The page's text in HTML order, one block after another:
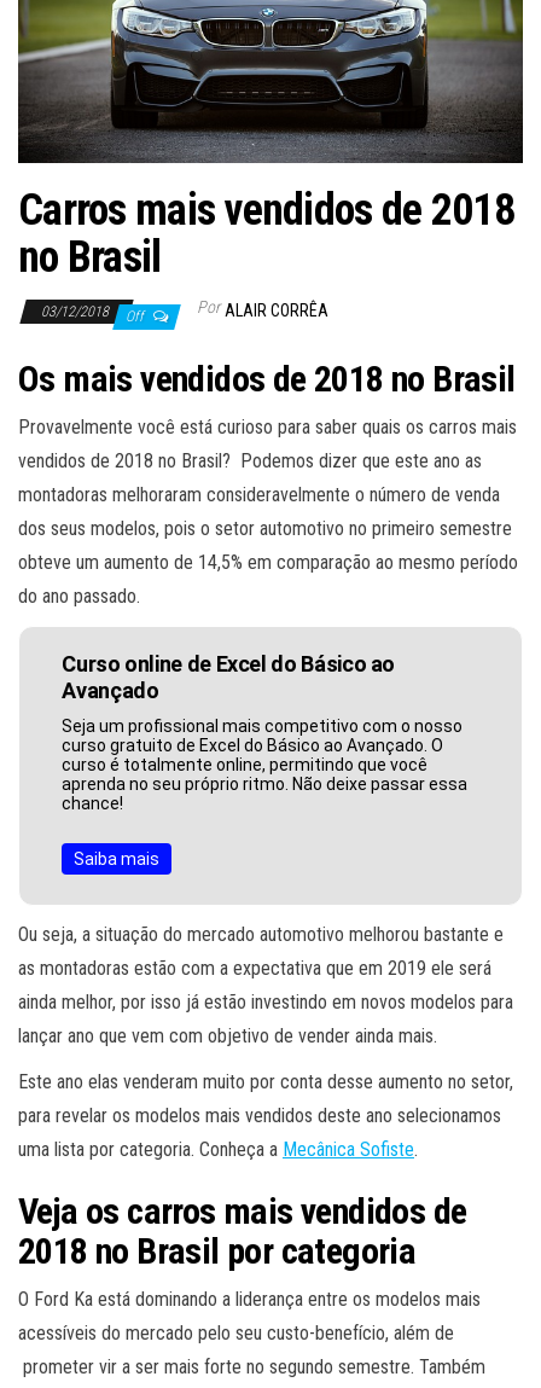
Carros mais vendidos de 2018
no Brasil
03/12/2018 Off Por ALAIR CORRÊA
Os mais vendidos de 2018 no Brasil
Provavelmente você está curioso para saber quais os carros mais
vendidos de 2018 no Brasil? Podemos dizer que este ano as
montadoras melhoraram consideravelmente o número de venda
dos seus modelos, pois o setor automotivo no primeiro semestre
obteve um aumento de 14,5% em comparação ao mesmo período
do ano passado.
Curso online de Excel do Básico ao
Avançado
Seja um profissional mais competitivo com o nosso
curso gratuito de Excel do Básico ao Avançado. O
curso é totalmente online, permitindo que você
aprenda no seu próprio ritmo. Não deixe passar essa
chance!
Saiba mais
Ou seja, a situação do mercado automotivo melhorou bastante e
as montadoras estão com a expectativa que em 2019 ele será
ainda melhor, por isso já estão investindo em novos modelos para
lançar ano que vem com objetivo de vender ainda mais.
Este ano elas venderam muito por conta desse aumento no setor,
para revelar os modelos mais vendidos deste ano selecionamos
uma lista por categoria. Conheça a Mecânica Sofiste.
Veja os carros mais vendidos de
2018 no Brasil por categoria
O Ford Ka está dominando a liderança entre os modelos mais
acessíveis do mercado pelo seu custo-benefício, além de
prometer vir a ser mais forte no segundo semestre. Também